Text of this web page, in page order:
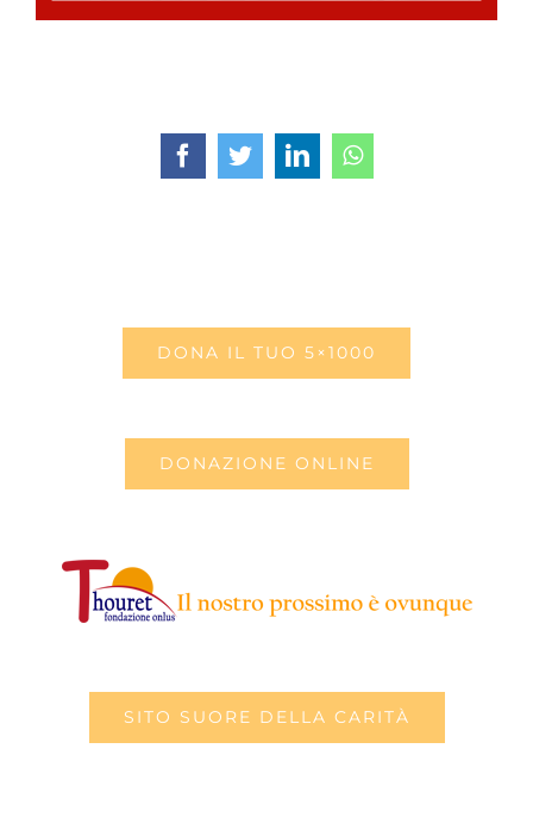
FacebookTwitterLinkedInWhatsApp
DONA IL TUO 5×1000
DONAZIONE ONLINE
SITO SUORE DELLA CARITÀ